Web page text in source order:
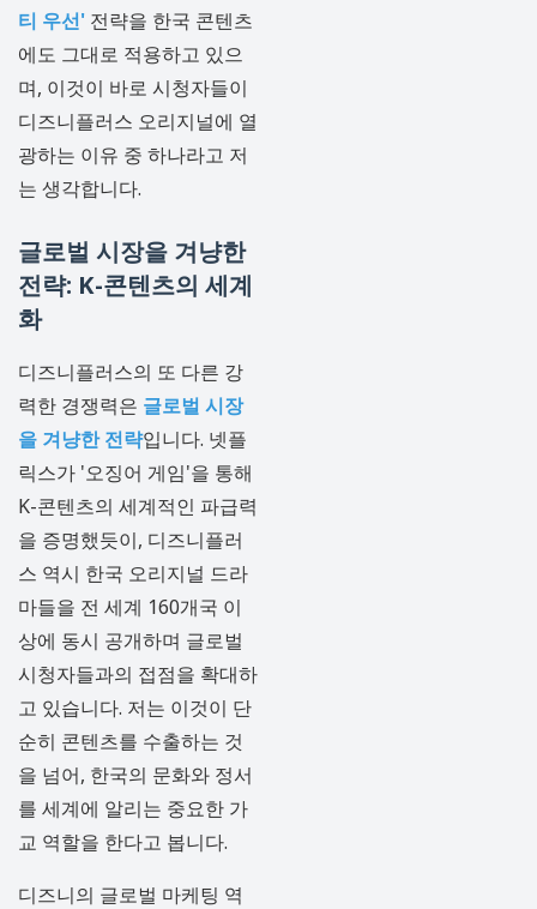
티 우선' 전략을 한국 콘텐츠
에도 그대로 적용하고 있으
며, 이것이 바로 시청자들이
디즈니플러스 오리지널에 열
광하는 이유 중 하나라고 저
는 생각합니다.
글로벌 시장을 겨냥한
전략: K-콘텐츠의 세계
화
디즈니플러스의 또 다른 강
력한 경쟁력은 글로벌 시장
을 겨냥한 전략입니다. 넷플
릭스가 '오징어 게임'을 통해
K-콘텐츠의 세계적인 파급력
을 증명했듯이, 디즈니플러
스 역시 한국 오리지널 드라
마들을 전 세계 160개국 이
상에 동시 공개하며 글로벌
시청자들과의 접점을 확대하
고 있습니다. 저는 이것이 단
순히 콘텐츠를 수출하는 것
을 넘어, 한국의 문화와 정서
를 세계에 알리는 중요한 가
교 역할을 한다고 봅니다.
디즈니의 글로벌 마케팅 역